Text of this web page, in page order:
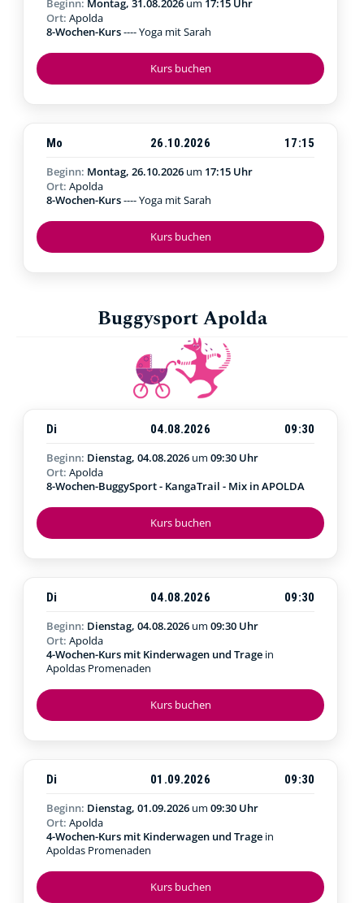
Kurs buchen
Beginn: Montag, 31.08.2026 um 17:15 Uhr
Ort: Apolda
8-Wochen-Kurs---- Yoga mit Sarah
Kurs buchen
Mo 26.10.2026
17:15
Beginn: Montag, 26.10.2026 um 17:15 Uhr
Ort: Apolda
8-Wochen-Kurs---- Yoga mit Sarah
Buggysport Apolda
Kurs buchen
Di 04.08.2026
09:30
Beginn: Dienstag, 04.08.2026 um 09:30 Uhr
Ort: Apolda
8-Wochen-BuggySport - KangaTrail - Mix in APOLDA
Kurs buchen
Di 04.08.2026
09:30
Beginn: Dienstag, 04.08.2026 um 09:30 Uhr
Ort: Apolda
4-Wochen-Kurs mit Kinderwagen und Trage in
Apoldas Promenaden
Kurs buchen
Di 01.09.2026
09:30
Beginn: Dienstag, 01.09.2026 um 09:30 Uhr
Ort: Apolda
4-Wochen-Kurs mit Kinderwagen und Trage in
Apoldas Promenaden